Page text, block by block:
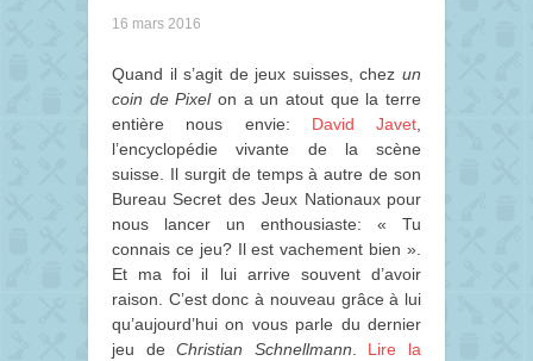
16 mars 2016
Quand il s’agit de jeux suisses, chez un
coin de Pixelon a un atout que la terre
entière nous envie: David Javet
l’encyclopédie vivante de la scène
suisse. Il surgit de temps à autre de son
Bureau Secret des Jeux Nationaux pour
nous lancer un enthousiaste: « Tu
connais ce jeu? Il est vachement bien ».
Et ma foi il lui arrive souvent d’avoir
raison. C’est donc à nouveau grâce à lui
qu’aujourd’hui on vous parle du dernier
jeu deChristian Schnellmann
Lire la